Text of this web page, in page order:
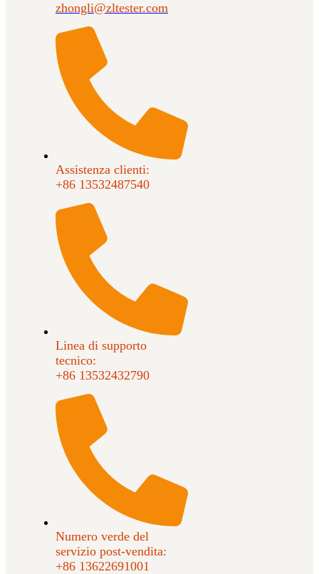
zhongli@zltester.com
Assistenza clienti:
+86 13532487540
Linea di supporto
tecnico:
+86 13532432790
Numero verde del
servizio post-vendita:
+86 13622691001